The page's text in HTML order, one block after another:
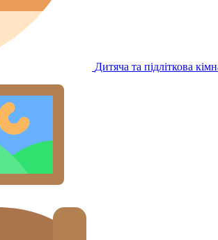
Дитяча та підліткова